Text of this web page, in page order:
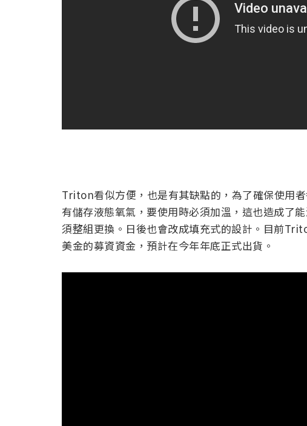
Triton看似方便，也是有其缺點的，為了確保使用
有儲存液態氧氣，要使用時必須加溫，這也造成了
須整組更換。日後也會改成填充式的設計。目前
美金的募資資金，預計在今年年底正式出貨。